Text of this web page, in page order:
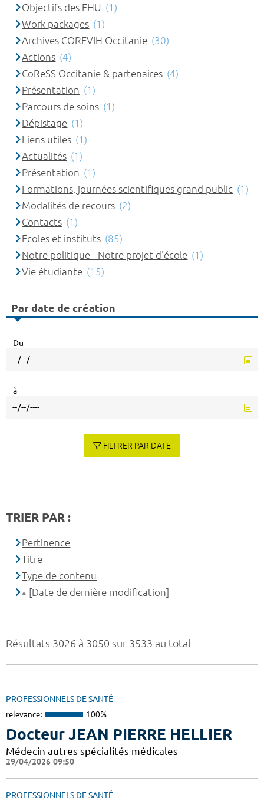
Résultats 3026 à 3050 sur 3533 au total
PROFESSIONNELS DE SANTÉ
relevance: 100%
Docteur JEAN PIERRE HELLIER
Médecin autres spécialités médicales
29/04/2026 09:50
PROFESSIONNELS DE SANTÉ
Objectifs des FHU (1)
Work packages (1)
Archives COREVIH Occitanie (30)
Actions (4)
CoReSS Occitanie & partenaires (4)
Présentation (1)
Parcours de soins (1)
Dépistage (1)
Liens utiles (1)
Actualités (1)
Présentation (1)
Formations, journées scientifiques grand public (1)
Modalités de recours (2)
Contacts (1)
Ecoles et instituts (85)
Notre politique - Notre projet d'école (1)
Vie étudiante (15)
Par date de création
Du
à
FILTRER PAR DATE
TRIER PAR :
Pertinence
Titre
Type de contenu
[Date de dernière modification]